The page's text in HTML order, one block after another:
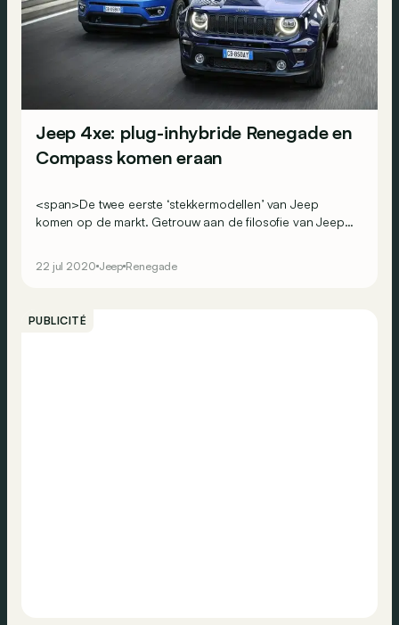
Jeep 4xe: plug-inhybride Renegade en
Compass komen eraan
<span>De twee eerste ‘stekkermodellen’ van Jeep
komen op de markt. Getrouw aan de filosofie van Jeep
22 jul 2020 Jeep Renegade
PUBLICITÉ